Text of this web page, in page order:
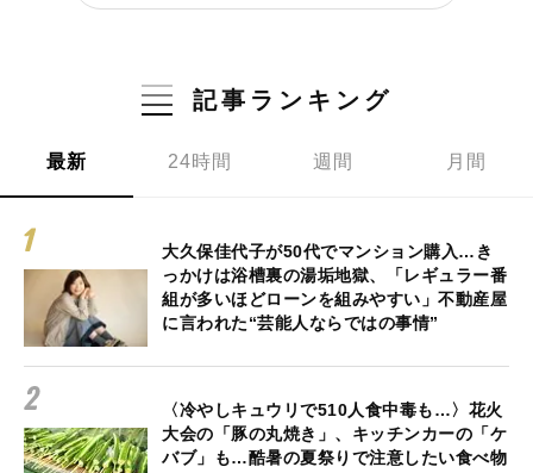
記事ランキング
最新 24時間 週間 月間
大久保佳代子が50代でマンション購入…き
っかけは浴槽裏の湯垢地獄、「レギュラー番
組が多いほどローンを組みやすい」不動産屋
に言われた“芸能人ならではの事情”
〈冷やしキュウリで510人食中毒も…〉花火
大会の「豚の丸焼き」、キッチンカーの「ケ
バブ」も…酷暑の夏祭りで注意したい食べ物